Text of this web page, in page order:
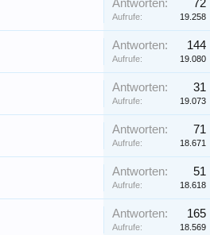
Antworten: 72
Aufrufe: 19.258
Antworten: 144
Aufrufe: 19.080
Antworten: 31
Aufrufe: 19.073
Antworten: 71
Aufrufe: 18.671
Antworten: 51
Aufrufe: 18.618
Antworten: 165
Aufrufe: 18.569